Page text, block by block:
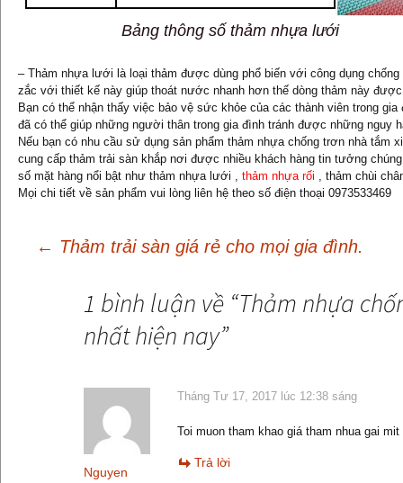
Bảng thông số thảm nhựa lưới
– Thảm nhựa lưới là loại thảm được dùng phổ biến với công dụng
zắc với thiết kế này giúp thoát nước nhanh hơn thế dòng thảm này
Bạn có thể nhận thấy việc bảo vệ sức khỏe của các thành viên trong
đã có thể giúp những người thân trong gia đình tránh được những nguy
Nếu bạn có nhu cầu sử dụng sản phẩm thảm nhựa chống trơn nhà tắm
cung cấp thảm trải sàn khắp nơi được nhiều khách hàng tin tưởng
số mặt hàng nổi bật như thảm nhựa lưới , thảm nhựa rối , thảm chùi
Mọi chi tiết về sản phẩm vui lòng liên hệ theo số điện thoại 0973533469
Điều
hướng
viết
← Thảm trải sàn giá rẻ cho mọi gia đình.
1 bình luận về “Thảm nhựa
nhất hiện nay”
Nguyen
Tháng Tư 17, 2017 lúc 12:38 sáng
Toi muon tham khao giá tham nhua gai
Trả lời